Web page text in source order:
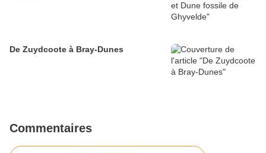
De Zuydcoote à Bray-Dunes
Commentaires